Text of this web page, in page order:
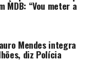
MDB: “Vou meter a
Mendes integra
diz Polícia